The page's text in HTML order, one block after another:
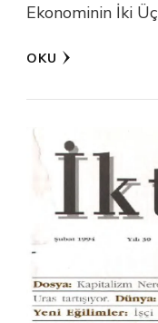
Ekonominin İki
OKU